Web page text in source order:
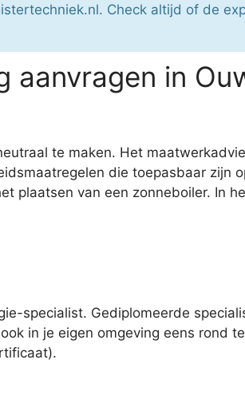
Check altijd of de
aanvragen in
te maken. Het
die toepasbaar zijn
plaatsen van een zonneboiler. In
specialist. Gediplomeerde
in je eigen omgeving eens rond